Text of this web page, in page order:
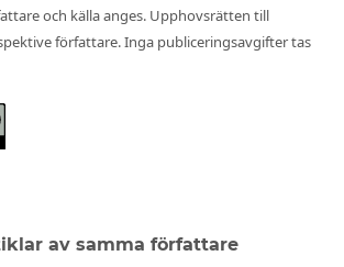
och källa anges. Upphovsrätten till
författare. Inga publiceringsavgifter tas
av samma författare